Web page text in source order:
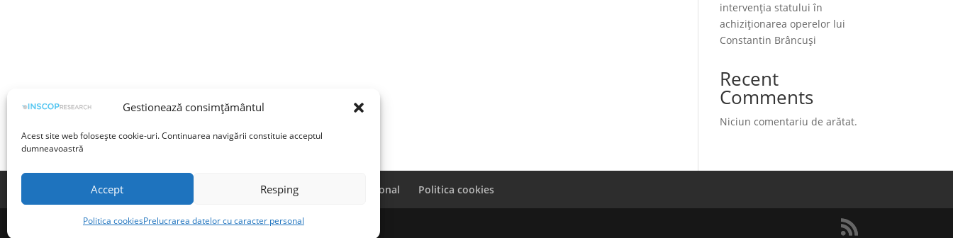
Gestionează consimțământul
Acest site web folosește cookie-uri. Continuarea navigării constituie acceptul
dumneavoastră
Accept Resping
Politica cookiesPrelucrarea datelor cu caracter personal
intervenția statului în
achiziționarea operelor lui
Constantin Brâncuși
Recent
Comments
Niciun comentariu de arătat.
Termeni și condiții Prelucrarea datelor cu caracter personal Politica cookies
©INSCOP Research